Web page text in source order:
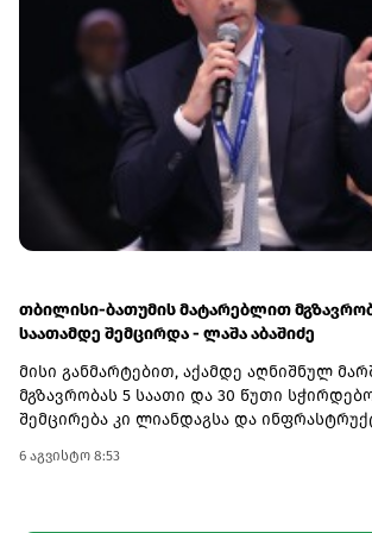
ენიჭება, რაც მოგების შანსს
მონაწილეობა ემიგრანტებსაც შეუძლიათ.
საჭიროა, გზავნილი საკუთარ თავს
თანხა საქართველოს ბანკის მობილბანკის
ინტერნეტბანკის საშუალებით
კამპანიის შესახებ ყველა საჭირო
ამ ბმულზე.(R)
თბილისი-ბათუმის მატარებლით
საათამდე შემცირდა - ლაშა აბაშიძე
მისი განმარტებით, აქამდე აღნიშნულ
მგზავრობას 5 საათი და 30 წუთი
შემცირება კი ლიანდაგსა და
შესაძლებელი.„ეს საკმაოდ
6 აგვისტო 8:53